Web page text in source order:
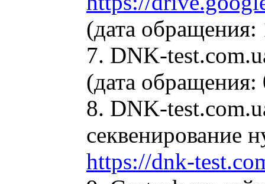
(дата
7. DNK-
(дата
8. DNK-
секвенирование
https://dnk-